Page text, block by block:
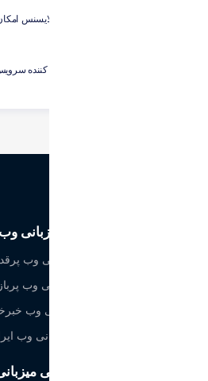
که با استفاده از سیستمی لایسنس
در واقع این سیستمی تکمیل کننده
میزبانی وب
میزبانی وب
میزبانی وب
میزبانی وب
میزبانی وب
نمایندگی